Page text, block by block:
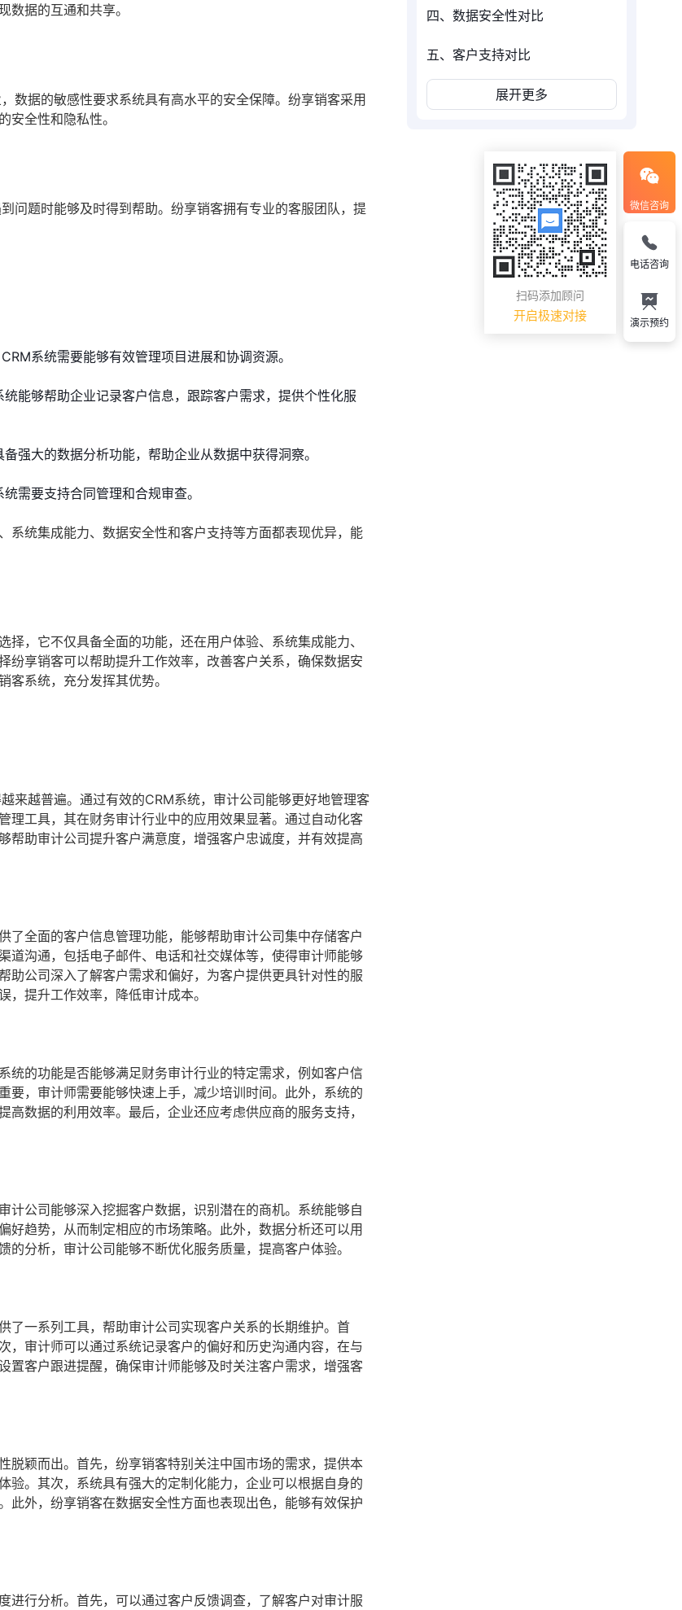
据的互通和共享。
数据的敏感性要求系统具有高水平的安全保障。纷享销客采用
安全性和隐私性。
问题时能够及时得到帮助。纷享销客拥有专业的客服团队，提
系统需要能够有效管理项目进展和协调资源。
能够帮助企业记录客户信息，跟踪客户需求，提供个性化服
强大的数据分析功能，帮助企业从数据中获得洞察。
需要支持合同管理和合规审查。
系统集成能力、数据安全性和客户支持等方面都表现优异，能
，它不仅具备全面的功能，还在用户体验、系统集成能力、
享销客可以帮助提升工作效率，改善客户关系，确保数据安
系统，充分发挥其优势。
来越普遍。通过有效的CRM系统，审计公司能够更好地管理客
理工具，其在财务审计行业中的应用效果显著。通过自动化客
帮助审计公司提升客户满意度，增强客户忠诚度，并有效提高
全面的客户信息管理功能，能够帮助审计公司集中存储客户
道沟通，包括电子邮件、电话和社交媒体等，使得审计师能够
助公司深入了解客户需求和偏好，为客户提供更具针对性的服
提升工作效率，降低审计成本。
统的功能是否能够满足财务审计行业的特定需求，例如客户信
要，审计师需要能够快速上手，减少培训时间。此外，系统的
数据的利用效率。最后，企业还应考虑供应商的服务支持，
公司能够深入挖掘客户数据，识别潜在的商机。系统能够自
趋势，从而制定相应的市场策略。此外，数据分析还可以用
分析，审计公司能够不断优化服务质量，提高客户体验。
了一系列工具，帮助审计公司实现客户关系的长期维护。首
，审计师可以通过系统记录客户的偏好和历史沟通内容，在与
置客户跟进提醒，确保审计师能够及时关注客户需求，增强客
脱颖而出。首先，纷享销客特别关注中国市场的需求，提供本
。其次，系统具有强大的定制化能力，企业可以根据自身的
此外，纷享销客在数据安全性方面也表现出色，能够有效保护
行分析。首先，可以通过客户反馈调查，了解客户对审计服
四、数据安全性对比
五、客户支持对比
展开更多
微信咨询
扫码添加顾问
开启极速对接
电话咨询
演示预约